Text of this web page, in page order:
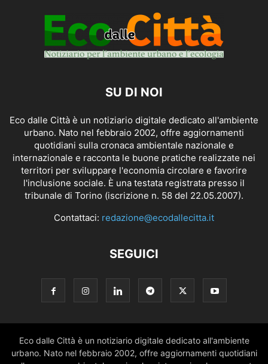
SU DI NOI
Eco dalle Città è un notiziario digitale dedicato all'ambiente
urbano. Nato nel febbraio 2002, offre aggiornamenti
quotidiani sulla cronaca ambientale nazionale e
internazionale e racconta le buone pratiche realizzate nei
territori per sviluppare l'economia circolare e favorire
l'inclusione sociale. È una testata registrata presso il
tribunale di Torino (iscrizione n. 58 del 22.05.2007).
Contattaci: redazione@ecodallecitta.it
SEGUICI
Eco dalle Città è un notiziario digitale dedicato all'ambiente
urbano. Nato nel febbraio 2002, offre aggiornamenti quotidiani